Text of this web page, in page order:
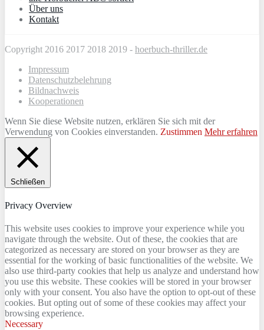
Über uns
Kontakt
Copyright 2016 2017 2018 2019 - hoerbuch-thriller.de
Impressum
Datenschutzbelehrung
Bildnachweis
Kooperationen
Wenn Sie diese Website nutzen, erklären Sie sich mit der
Verwendung von Cookies einverstanden. Zustimmen Mehr erfahren
Schließen
Privacy Overview
This website uses cookies to improve your experience while you
navigate through the website. Out of these, the cookies that are
categorized as necessary are stored on your browser as they are
essential for the working of basic functionalities of the website. We
also use third-party cookies that help us analyze and understand how
you use this website. These cookies will be stored in your browser
only with your consent. You also have the option to opt-out of these
cookies. But opting out of some of these cookies may affect your
browsing experience.
Necessary